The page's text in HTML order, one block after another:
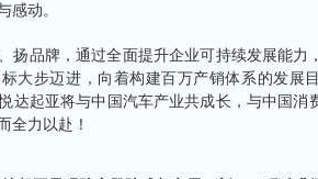
感动。
扬品牌，通过全面提升企业可持续发展能力
大步迈进，向着构建百万产销体系的发展
达起亚将与中国汽车产业共成长，与中国消
全力以赴！